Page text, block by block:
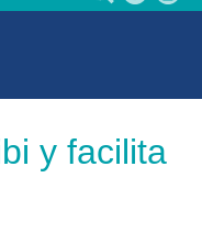
y facilita